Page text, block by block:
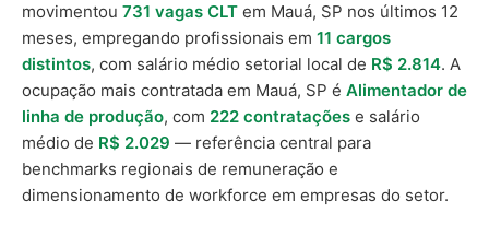
movimentou 731 vagas CLT em Mauá, SP nos últimos 12
meses, empregando profissionais em 11 cargos
distintos, com salário médio setorial local de R$ 2.814. A
ocupação mais contratada em Mauá, SP é Alimentador de
linha de produção, com 222 contratações e salário
médio de R$ 2.029 — referência central para
benchmarks regionais de remuneração e
dimensionamento de workforce em empresas do setor.